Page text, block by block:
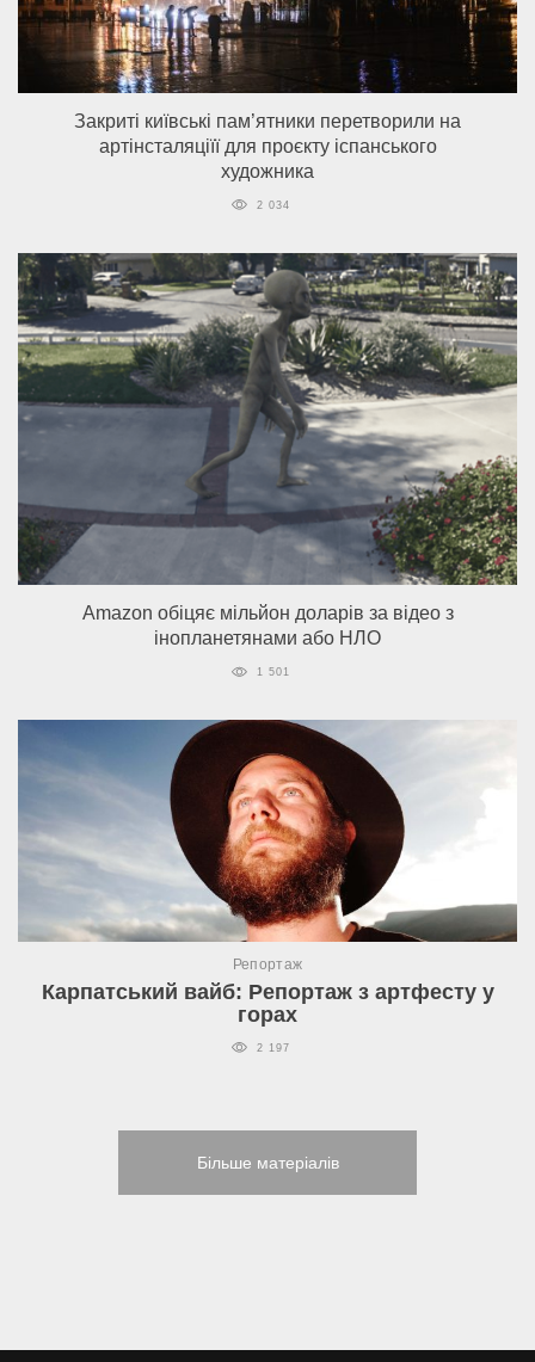
Закриті київські пам’ятники перетворили на
артінсталяціїї для проєкту іспанського
художника
2 034
Amazon обіцяє мільйон доларів за відео з
інопланетянами або НЛО
1 501
Репортаж
Карпатський вайб: Репортаж з артфесту у
горах
2 197
Більше матеріалів